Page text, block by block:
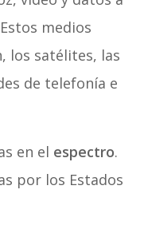
medios
los satélites, las
de telefonía e
en el espectro.
por los Estados